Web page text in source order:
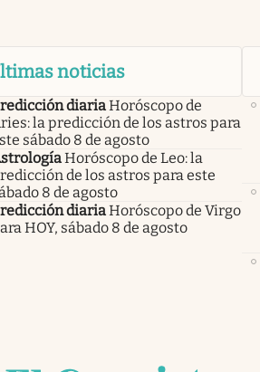
noticias
diariaHoróscopo de
la predicción de los astros para
sábado 8 de agosto
Horóscopo de Leo: la
de los astros para este
8 de agosto
diariaHoróscopo de Virgo
HOY, sábado 8 de agosto